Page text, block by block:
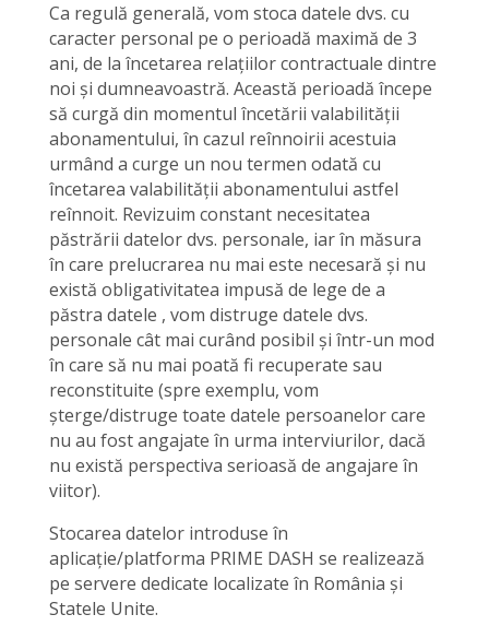
Ca regulă generală, vom stoca datele dvs. cu
caracter personal pe o perioadă maximă de 3
ani, de la încetarea relațiilor contractuale dintre
noi și dumneavoastră. Această perioadă începe
să curgă din momentul încetării valabilității
abonamentului, în cazul reînnoirii acestuia
urmând a curge un nou termen odată cu
încetarea valabilității abonamentului astfel
reînnoit. Revizuim constant necesitatea
păstrării datelor dvs. personale, iar în măsura
în care prelucrarea nu mai este necesară și nu
există obligativitatea impusă de lege de a
păstra datele , vom distruge datele dvs.
personale cât mai curând posibil și într-un mod
în care să nu mai poată fi recuperate sau
reconstituite (spre exemplu, vom
șterge/distruge toate datele persoanelor care
nu au fost angajate în urma interviurilor, dacă
nu există perspectiva serioasă de angajare în
viitor).
Stocarea datelor introduse în
aplicație/platforma PRIME DASH se realizează
pe servere dedicate localizate în România și
Statele Unite.